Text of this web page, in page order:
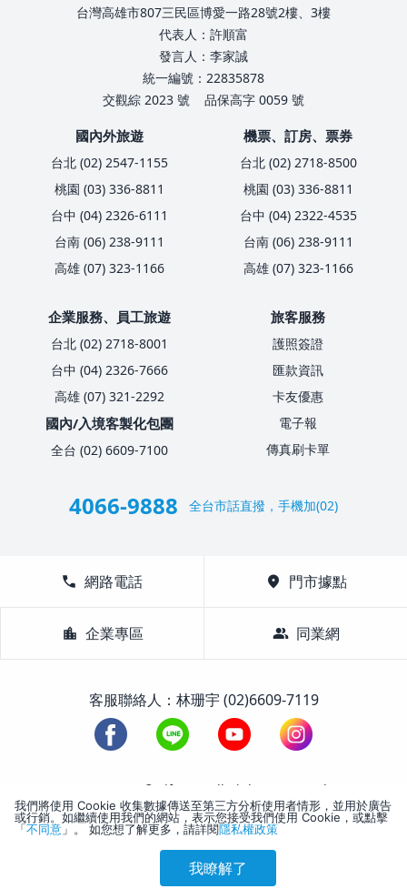
台灣高雄市807三民區博愛一路28號2樓、3樓
代表人：許順富
發言人：李家誠
統一編號：22835878
交觀綜 2023 號
品保高字 0059 號
國內外旅遊
台北 (02) 2547-1155
桃園 (03) 336-8811
台中 (04) 2326-6111
台南 (06) 238-9111
高雄 (07) 323-1166
機票、訂房、票券
台北 (02) 2718-8500
桃園 (03) 336-8811
台中 (04) 2322-4535
台南 (06) 238-9111
高雄 (07) 323-1166
企業服務、員工旅遊
台北 (02) 2718-8001
台中 (04) 2326-7666
高雄 (07) 321-2292
國內/入境客製化包團
全台 (02) 6609-7100
旅客服務
護照簽證
匯款資訊
卡友優惠
電子報
傳真刷卡單
4066-9888 全台市話直撥，手機加(02)
call 網路電話 location_on 門市據點
location_city 企業專區 group 同業網
客服聯絡人：林珊宇 (02)6609-7119
1988-2026 © Lifetour All Rights Reserved.
我們將使用 Cookie 收集數據傳送至第三方分析使用者情形，並用於廣告
或行銷。如繼續使用我們的網站，表示您接受我們使用 Cookie，或點擊
「不同意 」。 如您想了解更多，請詳閱隱私權政策
我瞭解了